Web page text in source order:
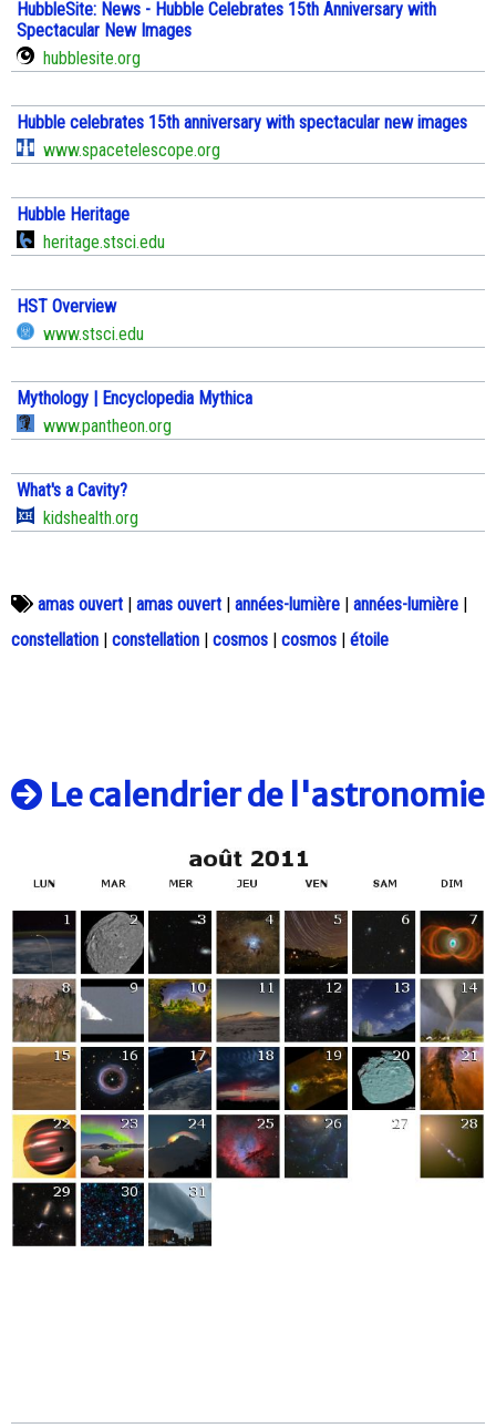
HubbleSite: News - Hubble Celebrates 15th Anniversary with
Spectacular New Images
hubblesite.org
Hubble celebrates 15th anniversary with spectacular new images
www.spacetelescope.org
Hubble Heritage
heritage.stsci.edu
HST Overview
www.stsci.edu
Mythology | Encyclopedia Mythica
www.pantheon.org
What's a Cavity?
kidshealth.org
amas ouvert | amas ouvert | années-lumière | années-lumière |
constellation | constellation | cosmos | cosmos | étoile
Le calendrier de l'astronomie